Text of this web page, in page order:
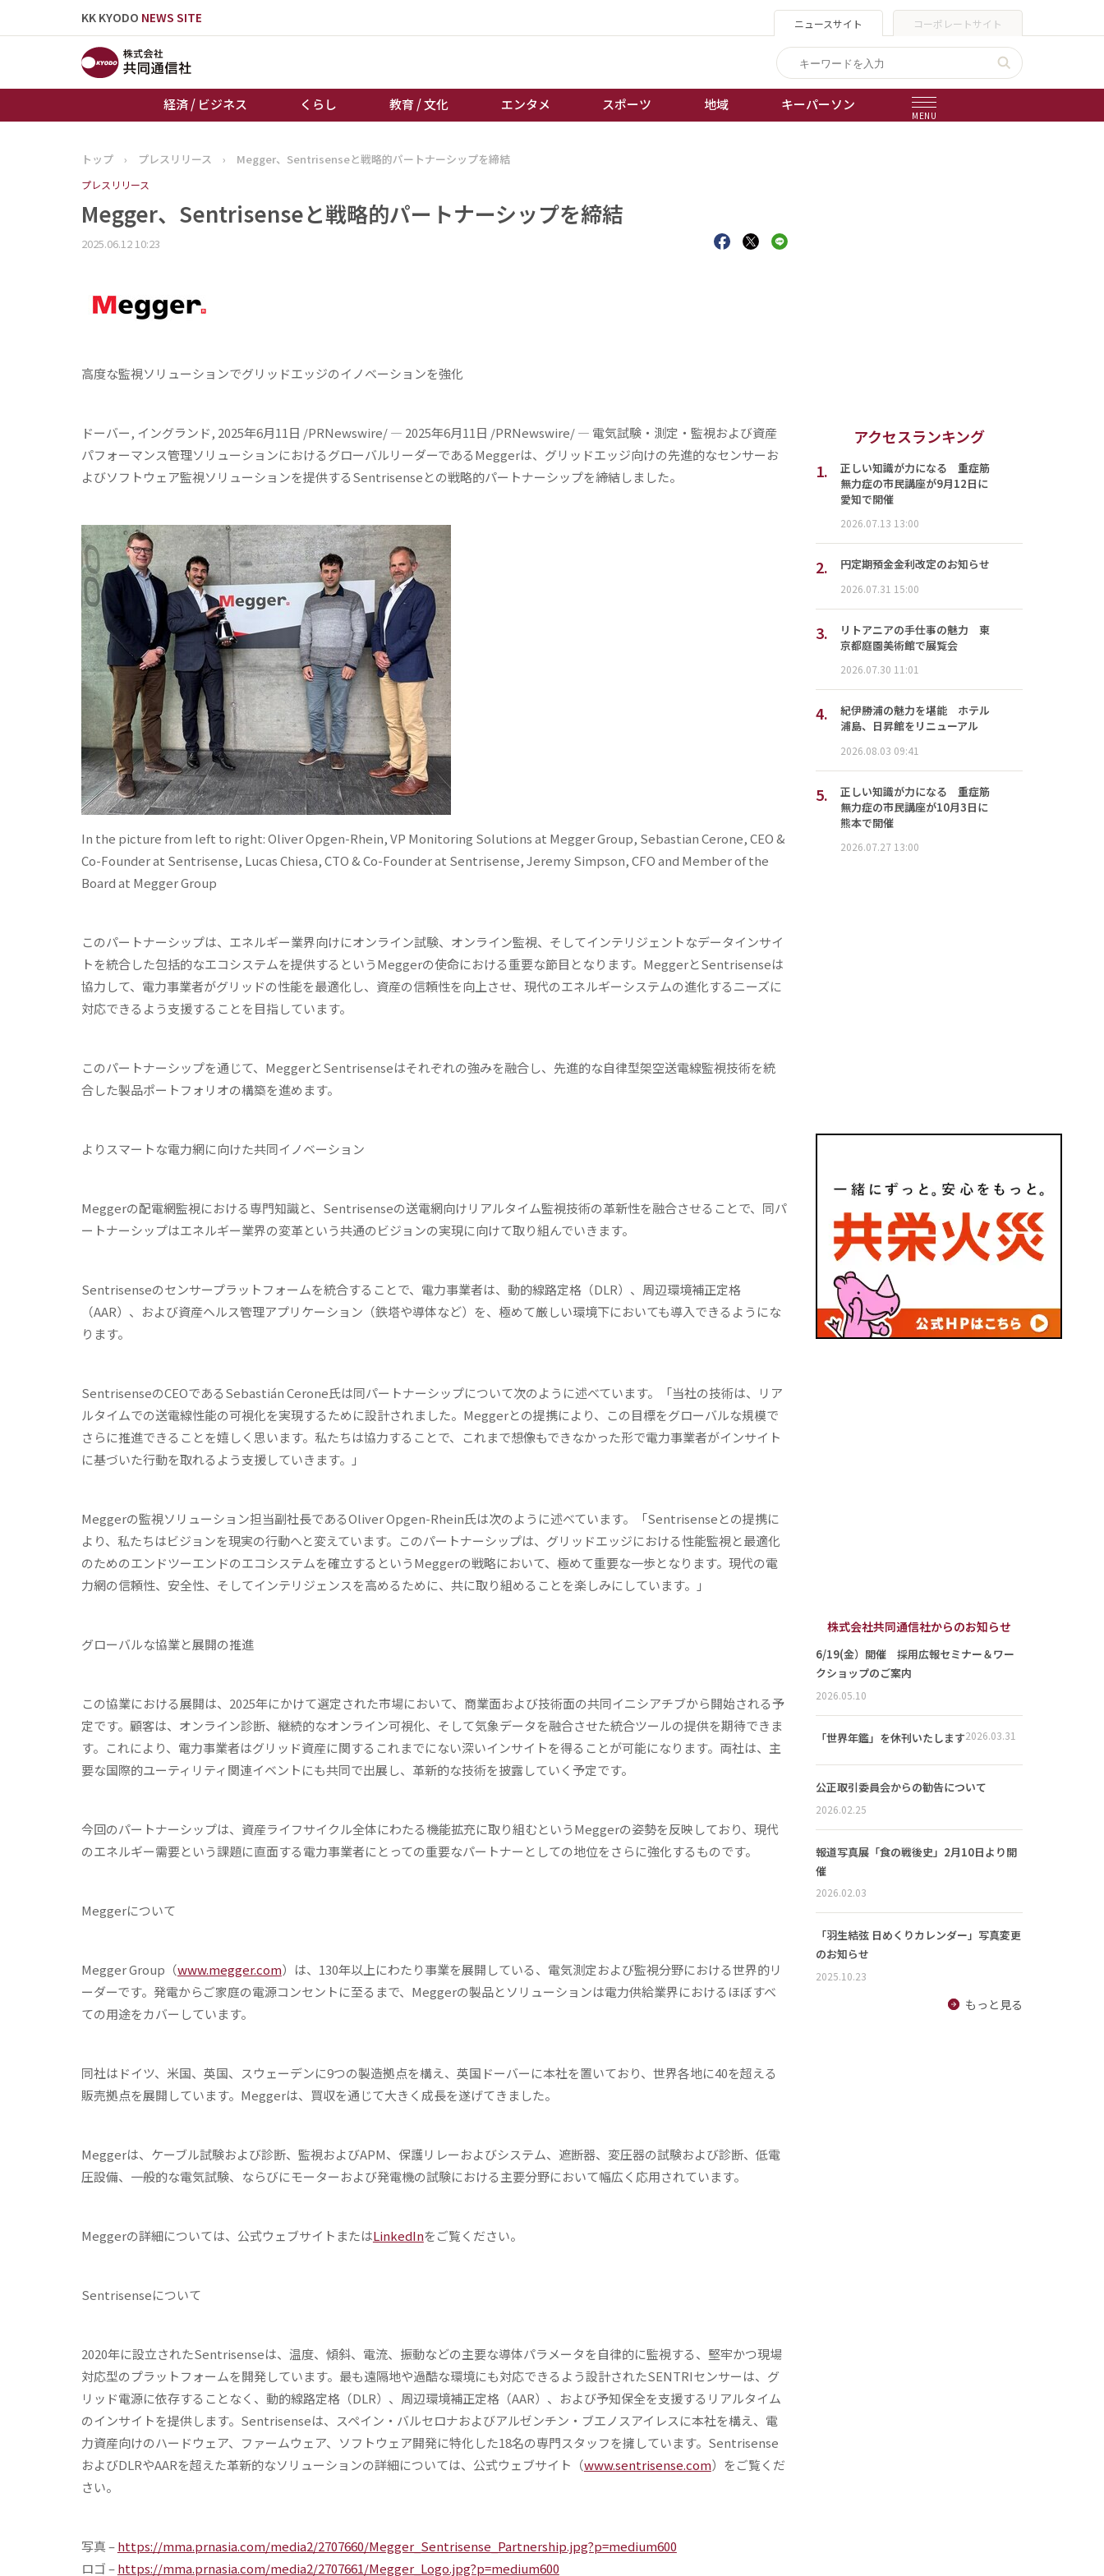
KK KYODO NEWS SITE ニュースサイト コーポレートサイト
経済 / ビジネス くらし 教育 / 文化 エンタメ スポーツ 地域 キーパーソン
MENU
トップページ
経済 / ビジネス
教育 / 文化
オートレース
トップ › プレスリリース › Megger、Sentrisenseと戦略的パートナーシップを締結
プレスリリース
Megger、Sentrisenseと戦略的パートナーシップを締結
2025.06.12 10:23
高度な監視ソリューションでグリッドエッジのイノベーションを強化
ドーバー, イングランド, 2025年6月11日 /PRNewswire/ — 2025年6月11日 /PRNewswire/ — 電気試験・測定・監視および資産
パフォーマンス管理ソリューションにおけるグローバルリーダーであるMeggerは、グリッドエッジ向けの先進的なセンサーお
よびソフトウェア監視ソリューションを提供するSentrisenseとの戦略的パートナーシップを締結しました。
In the picture from left to right: Oliver Opgen-Rhein, VP Monitoring Solutions at Megger Group, Sebastian Cerone, CEO &
Co-Founder at Sentrisense, Lucas Chiesa, CTO & Co-Founder at Sentrisense, Jeremy Simpson, CFO and Member of the
Board at Megger Group
このパートナーシップは、エネルギー業界向けにオンライン試験、オンライン監視、そしてインテリジェントなデータインサイ
トを統合した包括的なエコシステムを提供するというMeggerの使命における重要な節目となります。MeggerとSentrisenseは
協力して、電力事業者がグリッドの性能を最適化し、資産の信頼性を向上させ、現代のエネルギーシステムの進化するニーズに
対応できるよう支援することを目指しています。
このパートナーシップを通じて、MeggerとSentrisenseはそれぞれの強みを融合し、先進的な自律型架空送電線監視技術を統
合した製品ポートフォリオの構築を進めます。
よりスマートな電力網に向けた共同イノベーション
Meggerの配電網監視における専門知識と、Sentrisenseの送電網向けリアルタイム監視技術の革新性を融合させることで、同パ
ートナーシップはエネルギー業界の変革という共通のビジョンの実現に向けて取り組んでいきます。
Sentrisenseのセンサープラットフォームを統合することで、電力事業者は、動的線路定格（DLR）、周辺環境補正定格
（AAR）、および資産ヘルス管理アプリケーション（鉄塔や導体など）を、極めて厳しい環境下においても導入できるようにな
ります。
SentrisenseのCEOであるSebastián Cerone氏は同パートナーシップについて次のように述べています。「当社の技術は、リア
ルタイムでの送電線性能の可視化を実現するために設計されました。Meggerとの提携により、この目標をグローバルな規模で
さらに推進できることを嬉しく思います。私たちは協力することで、これまで想像もできなかった形で電力事業者がインサイト
に基づいた行動を取れるよう支援していきます。」
Meggerの監視ソリューション担当副社長であるOliver Opgen-Rhein氏は次のように述べています。「Sentrisenseとの提携に
より、私たちはビジョンを現実の行動へと変えています。このパートナーシップは、グリッドエッジにおける性能監視と最適化
のためのエンドツーエンドのエコシステムを確立するというMeggerの戦略において、極めて重要な一歩となります。現代の電
力網の信頼性、安全性、そしてインテリジェンスを高めるために、共に取り組めることを楽しみにしています。」
グローバルな協業と展開の推進
この協業における展開は、2025年にかけて選定された市場において、商業面および技術面の共同イニシアチブから開始される予
定です。顧客は、オンライン診断、継続的なオンライン可視化、そして気象データを融合させた統合ツールの提供を期待できま
す。これにより、電力事業者はグリッド資産に関するこれまでにない深いインサイトを得ることが可能になります。両社は、主
要な国際的ユーティリティ関連イベントにも共同で出展し、革新的な技術を披露していく予定です。
今回のパートナーシップは、資産ライフサイクル全体にわたる機能拡充に取り組むというMeggerの姿勢を反映しており、現代
のエネルギー需要という課題に直面する電力事業者にとっての重要なパートナーとしての地位をさらに強化するものです。
Meggerについて
Megger Group（www.megger.com）は、130年以上にわたり事業を展開している、電気測定および監視分野における世界的リ
ーダーです。発電からご家庭の電源コンセントに至るまで、Meggerの製品とソリューションは電力供給業界におけるほぼすべ
ての用途をカバーしています。
同社はドイツ、米国、英国、スウェーデンに9つの製造拠点を構え、英国ドーバーに本社を置いており、世界各地に40を超える
販売拠点を展開しています。Meggerは、買収を通じて大きく成長を遂げてきました。
Meggerは、ケーブル試験および診断、監視およびAPM、保護リレーおよびシステム、遮断器、変圧器の試験および診断、低電
圧設備、一般的な電気試験、ならびにモーターおよび発電機の試験における主要分野において幅広く応用されています。
Meggerの詳細については、公式ウェブサイトまたはLinkedInをご覧ください。
Sentrisenseについて
2020年に設立されたSentrisenseは、温度、傾斜、電流、振動などの主要な導体パラメータを自律的に監視する、堅牢かつ現場
対応型のプラットフォームを開発しています。最も遠隔地や過酷な環境にも対応できるよう設計されたSENTRIセンサーは、グ
リッド電源に依存することなく、動的線路定格（DLR）、周辺環境補正定格（AAR）、および予知保全を支援するリアルタイム
のインサイトを提供します。Sentrisenseは、スペイン・バルセロナおよびアルゼンチン・ブエノスアイレスに本社を構え、電
力資産向けのハードウェア、ファームウェア、ソフトウェア開発に特化した18名の専門スタッフを擁しています。Sentrisense
およびDLRやAARを超えた革新的なソリューションの詳細については、公式ウェブサイト（www.sentrisense.com）をご覧くだ
さい。
写真 –https://mma.prnasia.com/media2/2707660/Megger_Sentrisense_Partnership.jpg?p=medium600
ロゴ –https://mma.prnasia.com/media2/2707661/Megger_Logo.jpg?p=medium600
アクセスランキング
1.
正しい知識が力になる 重症筋
無力症の市民講座が9月12日に
愛知で開催
2026.07.13 13:00
2. 円定期預金金利改定のお知らせ
2026.07.31 15:00
3.
リトアニアの手仕事の魅力 東
京都庭園美術館で展覧会
2026.07.30 11:01
4.
紀伊勝浦の魅力を堪能 ホテル
浦島、日昇館をリニューアル
2026.08.03 09:41
5.
正しい知識が力になる 重症筋
無力症の市民講座が10月3日に
熊本で開催
2026.07.27 13:00
株式会社共同通信社からのお知らせ
6/19(金）開催 採用広報セミナー＆ワー
クショップのご案内
2026.05.10
「世界年鑑」を休刊いたします2026.03.31
公正取引委員会からの勧告について
2026.02.25
報道写真展「食の戦後史」2月10日より開
催
2026.02.03
「羽生結弦 日めくりカレンダー」写真変更
のお知らせ
2025.10.23
もっと見る